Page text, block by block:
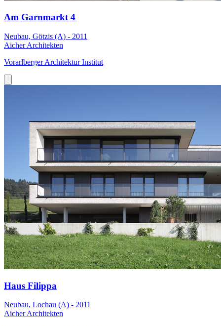
Am Garnmarkt 4
Neubau, Götzis (A) - 2011
Aicher Architekten
Vorarlberger Architektur Institut
Haus Filippa
Neubau, Lochau (A) - 2011
Aicher Architekten